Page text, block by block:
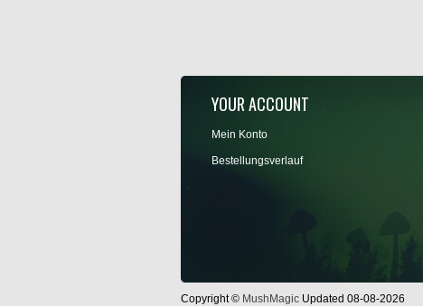
YOUR ACCOUNT
Mein Konto
Bestellungsverlauf
Copyright © MushMagicUpdated 08-08-2026